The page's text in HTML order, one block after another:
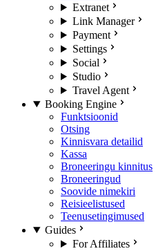
Extranet
Link Manager
Payment
Settings
Social
Studio
Travel Agent
Booking Engine
Funktsioonid
Otsing
Kinnisvara detailid
Kassa
Broneeringu kinnitus
Broneeringud
Soovide nimekiri
Reisieelistused
Teenusetingimused
Guides
For Affiliates